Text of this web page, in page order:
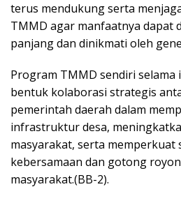
terus mendukung serta
TMMD agar manfaatnya dapat
panjang dan dinikmati oleh
Program TMMD sendiri selama
bentuk kolaborasi strategis
pemerintah daerah dalam
infrastruktur desa,
masyarakat, serta memperkuat
kebersamaan dan gotong
masyarakat.(BB-2).